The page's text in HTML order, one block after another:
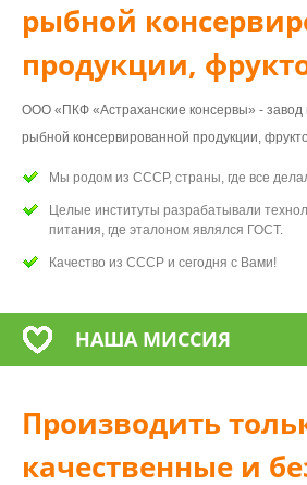
рыбной
продукции,
ООО «ПКФ «Астраханские консервы» - завод
рыбной консервированной продукции,
Мы родом из СССР, страны, где все
Целые институты разрабатывали
питания, где эталоном являлся ГОСТ.
Качество из СССР и сегодня с Вами!
НАША МИССИЯ
Производить
качественные и